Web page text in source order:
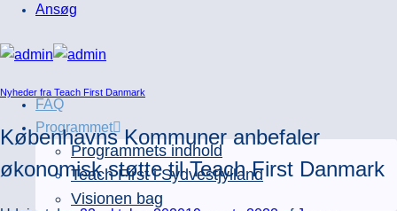
Ansøg
FAQ
Programmet
Programmets indhold
Teach First i Sydvestjylland
Visionen bag
Nyheder fra Teach First Danmark
Københavns Kommuner anbefaler
økonomisk støtte til Teach First Danmark